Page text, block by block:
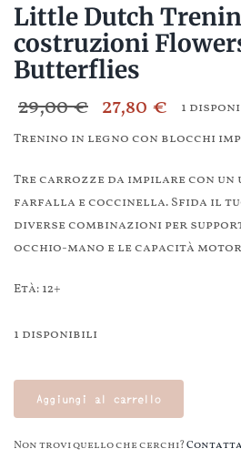
Little Dutch
costruzioni
Butterflies
29,00€
Il
prezzo
originale
era:
29,00 €.
27,80 €
Il
prezzo
attuale
è:
27,80 €.
1
Trenino in legno con blocchi
Tre carrozze da impilare con
farfalla e coccinella. Sfida il
diverse combinazioni per
occhio-mano e le capacità
Età: 12+
1 disponibili
Dutch
Trenino
costruzioni
Aggiungi al carrello
Non trovi quello che cerchi?